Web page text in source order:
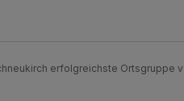
erfolgreichste Ortsgruppe